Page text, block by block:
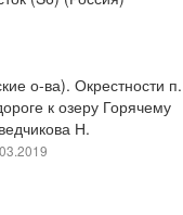
о-ва). Окрестности
к озеру Горячему
Н.